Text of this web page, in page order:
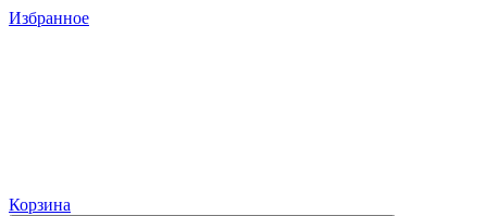
Избранное
Корзина